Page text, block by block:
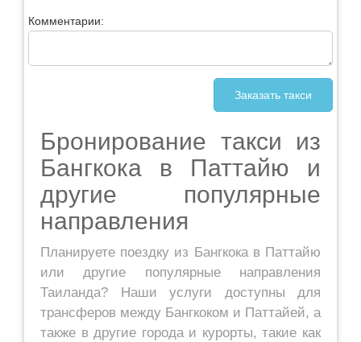
Комментарии:
Бронирование такси из
Бангкока в Паттайю и
другие популярные
направления
Планируете поездку из Бангкока в Паттайю
или другие популярные направления
Таиланда? Наши услуги доступны для
трансферов между Бангкоком и Паттайей, а
также в другие города и курорты, такие как